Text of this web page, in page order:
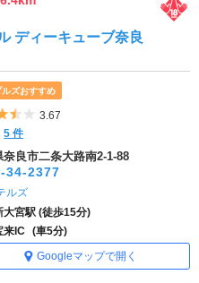
ディーキューブ奈良
ルズおすすめ
5つ星のうち3.5
3.67
5 件
奈良市二条大路南2-1-88
34-2377
ルズ
大宮駅 (徒歩15分)
来IC (車5分)
Googleマップで開く